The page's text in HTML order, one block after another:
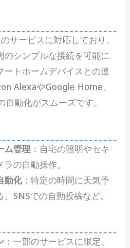
サービスに対応しており、
のシンプルな接続を可能に
ートホームデバイスとの連
AlexaやGoogle Home、
動化がスムーズです。
ム管理 ：自宅の照明やセキ
の自動操作。
動化：特定の時間に天気予
SNSでの自動投稿など。
：一部のサービスに限定。